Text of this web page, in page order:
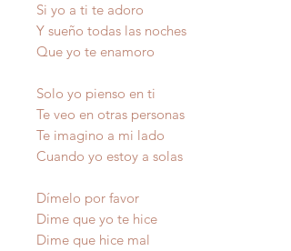
Si yo a ti te adoro
Y sueño todas las noches
Que yo te enamoro
Solo yo pienso en ti
Te veo en otras personas
Te imagino a mi lado
Cuando yo estoy a solas
Dímelo por favor
Dime que yo te hice
Dime que hice mal